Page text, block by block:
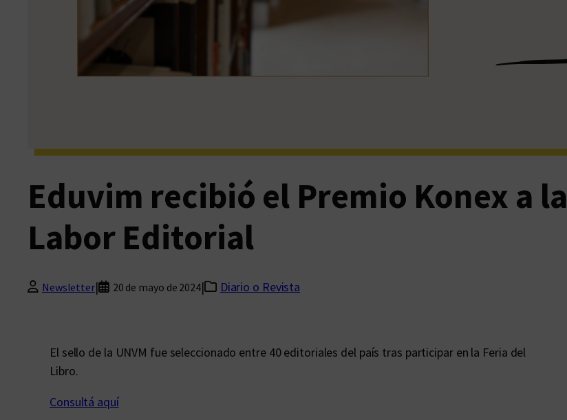
Eduvim recibió el Premio Konex a la
Labor Editorial
Newsletter| 20 de mayo de 2024| Diario o Revista
El sello de la UNVM fue seleccionado entre 40 editoriales del país tras participar en la Feria del
Libro.
Consultá aquí